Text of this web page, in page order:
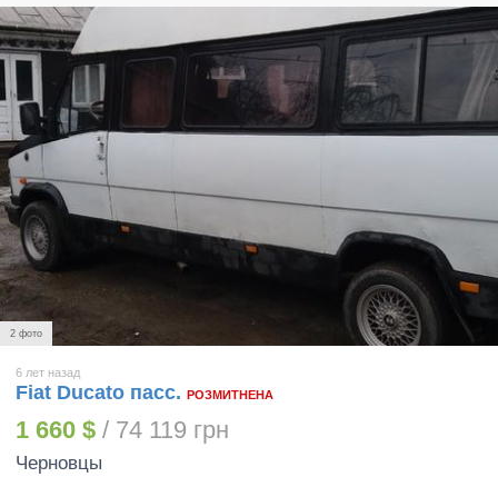
2 фото
6 лет назад
Fiat Ducato пасс. РОЗМИТНЕНА
1 660 $ / 74 119 грн
Черновцы